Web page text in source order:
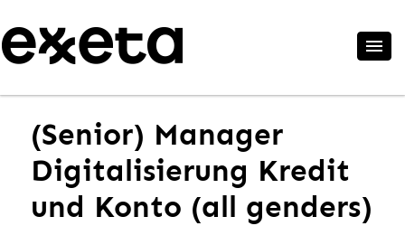
(Senior) Manager
Digitalisierung Kredit
und Konto (all genders)